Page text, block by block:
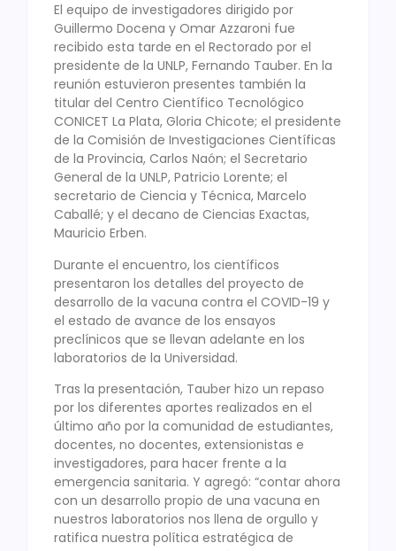
El equipo de investigadores dirigido por
Guillermo Docena y Omar Azzaroni fue
recibido esta tarde en el Rectorado por el
presidente de la UNLP, Fernando Tauber. En la
reunión estuvieron presentes también la
titular del Centro Científico Tecnológico
CONICET La Plata, Gloria Chicote; el presidente
de la Comisión de Investigaciones Científicas
de la Provincia, Carlos Naón; el Secretario
General de la UNLP, Patricio Lorente; el
secretario de Ciencia y Técnica, Marcelo
Caballé; y el decano de Ciencias Exactas,
Mauricio Erben.
Durante el encuentro, los científicos
presentaron los detalles del proyecto de
desarrollo de la vacuna contra el COVID-19 y
el estado de avance de los ensayos
preclínicos que se llevan adelante en los
laboratorios de la Universidad.
Tras la presentación, Tauber hizo un repaso
por los diferentes aportes realizados en el
último año por la comunidad de estudiantes,
docentes, no docentes, extensionistas e
investigadores, para hacer frente a la
emergencia sanitaria. Y agregó: “contar ahora
con un desarrollo propio de una vacuna en
nuestros laboratorios nos llena de orgullo y
ratifica nuestra política estratégica de